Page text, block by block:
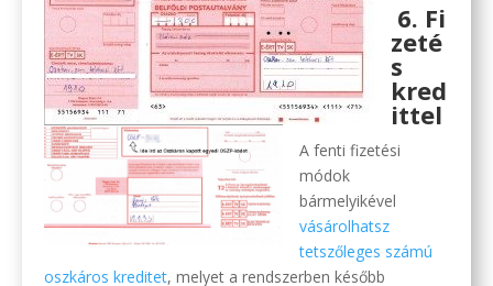
6. Fi
zeté
s
kred
ittel
A fenti fizetési
módok
bármelyikével
vásárolhatsz
tetszőleges számú
oszkáros kreditet, melyet a rendszerben később